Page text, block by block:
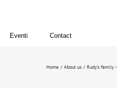
Eventi Contact
Home About us Rudy’s